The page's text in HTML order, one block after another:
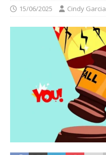
15/06/2025 Cindy Garcia